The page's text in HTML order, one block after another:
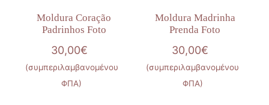
Moldura Coração
Padrinhos Foto
30,00€
(συμπεριλαμβανομένου
ΦΠΑ)
Moldura Madrinha
Prenda Foto
30,00€
(συμπεριλαμβανομένου
ΦΠΑ)